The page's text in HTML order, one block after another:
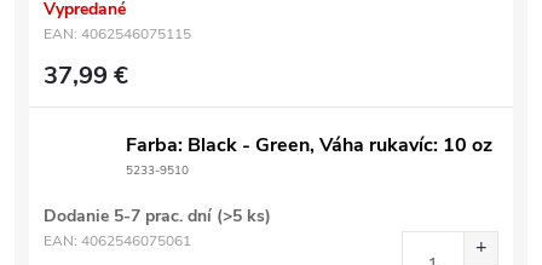
Vypredané
EAN: 4062546075115
37,99 €
Farba: Black - Green, Váha rukavíc: 10 oz
5233-9510
Dodanie 5-7 prac. dní (>5 ks)
EAN: 4062546075061